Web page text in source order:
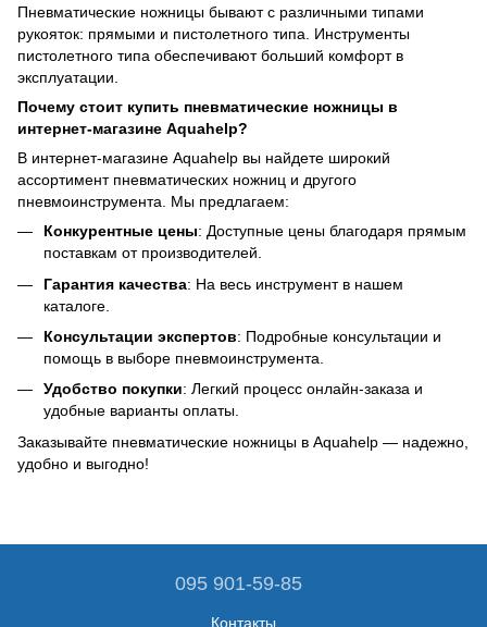
Пневматические ножницы бывают с различными типами
рукояток: прямыми и пистолетного типа. Инструменты
пистолетного типа обеспечивают больший комфорт в
эксплуатации.
Почему стоит купить пневматические ножницы в
интернет-магазине Aquahelp?
В интернет-магазине Aquahelp вы найдете широкий
ассортимент пневматических ножниц и другого
пневмоинструмента. Мы предлагаем:
Конкурентные цены: Доступные цены благодаря прямым
поставкам от производителей.
Гарантия качества: На весь инструмент в нашем
каталоге.
Консультации экспертов: Подробные консультации и
помощь в выборе пневмоинструмента.
Удобство покупки: Легкий процесс онлайн-заказа и
удобные варианты оплаты.
Заказывайте пневматические ножницы в Aquahelp — надежно,
удобно и выгодно!
095 901-59-85
Контакты